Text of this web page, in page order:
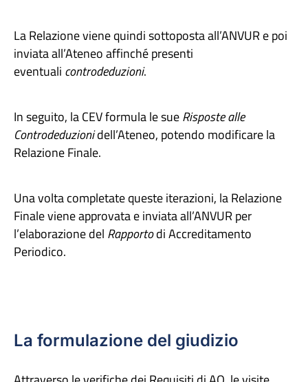
La Relazione viene quindi sottoposta all’ANVUR e poi
inviata all’Ateneo affinché presenti
eventuali controdeduzioni.
In seguito, la CEV formula le sueRisposte alle
Controdeduzionidell’Ateneo, potendo modificare la
Relazione Finale.
Una volta completate queste iterazioni, la Relazione
Finale viene approvata e inviata all’ANVUR per
l’elaborazione del Rapportodi Accreditamento
Periodico.
La formulazione del giudizio